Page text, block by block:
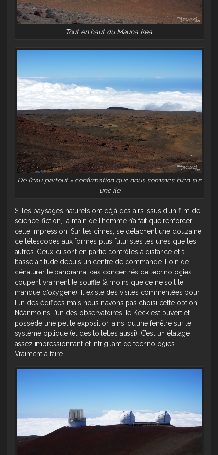
Tout en haut du Mauna Kea.
De l’eau partout = confirmation que nous sommes bien sur
une île
Si les paysages naturels ont déjà des airs issus d’un film de
science-fiction, la main de l’homme n’a fait que renforcer
cette impression. Sur les cimes, se détachent une douzaine
de télescopes aux formes plus futuristes les unes que les
autres. Ceux-ci sont en partie contrôlés à distance et à
basse altitude depuis un centre de commande. Loin de
dénaturer le panorama, ces concentrés de technologies
coupent vraiment le souffle (à moins que ce ne soit le
manque d’oxygène). Il existe des visites commentées pour
l’un des édifices mais nous n’avons pas choisi cette option.
Néanmoins, l’un des observatoires, le Keck est ouvert et
possède une petite exposition ainsi qu’une fenêtre sur le
système optique (et des toilettes aussi). C’est un étalage
assez impressionnant et intriguant de technologies.
Vraiment à faire.